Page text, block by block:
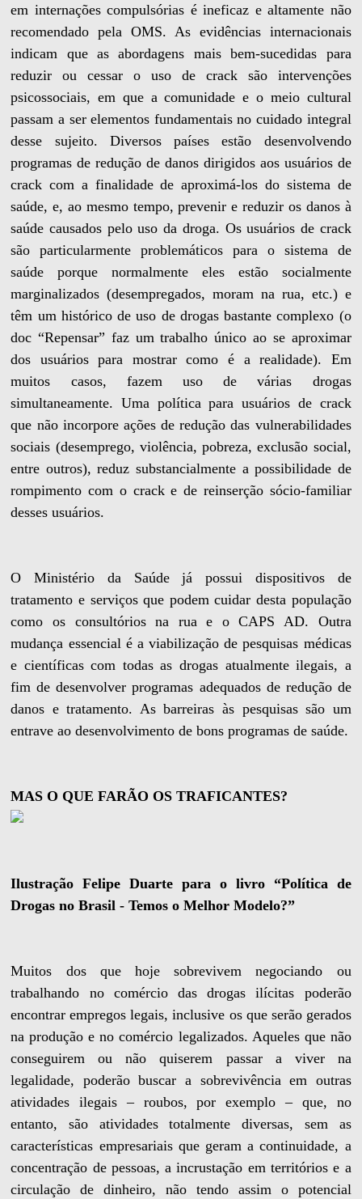
em internações compulsórias é ineficaz e altamente não
recomendado pela OMS. As evidências internacionais
indicam que as abordagens mais bem-sucedidas para
reduzir ou cessar o uso de crack são intervenções
psicossociais, em que a comunidade e o meio cultural
passam a ser elementos fundamentais no cuidado integral
desse sujeito. Diversos países estão desenvolvendo
programas de redução de danos dirigidos aos usuários de
crack com a finalidade de aproximá-los do sistema de
saúde, e, ao mesmo tempo, prevenir e reduzir os danos à
saúde causados pelo uso da droga. Os usuários de crack
são particularmente problemáticos para o sistema de
saúde porque normalmente eles estão socialmente
marginalizados (desempregados, moram na rua, etc.) e
têm um histórico de uso de drogas bastante complexo (o
doc “Repensar” faz um trabalho único ao se aproximar
dos usuários para mostrar como é a realidade). Em
muitos casos, fazem uso de várias drogas
simultaneamente. Uma política para usuários de crack
que não incorpore ações de redução das vulnerabilidades
sociais (desemprego, violência, pobreza, exclusão social,
entre outros), reduz substancialmente a possibilidade de
rompimento com o crack e de reinserção sócio-familiar
desses usuários.
O Ministério da Saúde já possui dispositivos de
tratamento e serviços que podem cuidar desta população
como os consultórios na rua e o CAPS AD. Outra
mudança essencial é a viabilização de pesquisas médicas
e científicas com todas as drogas atualmente ilegais, a
fim de desenvolver programas adequados de redução de
danos e tratamento. As barreiras às pesquisas são um
entrave ao desenvolvimento de bons programas de saúde.
MAS O QUE FARÃO OS TRAFICANTES?
Ilustração Felipe Duarte para o livro “Política de
Drogas no Brasil - Temos o Melhor Modelo?”
Muitos dos que hoje sobrevivem negociando ou
trabalhando no comércio das drogas ilícitas poderão
encontrar empregos legais, inclusive os que serão gerados
na produção e no comércio legalizados. Aqueles que não
conseguirem ou não quiserem passar a viver na
legalidade, poderão buscar a sobrevivência em outras
atividades ilegais – roubos, por exemplo – que, no
entanto, são atividades totalmente diversas, sem as
características empresariais que geram a continuidade, a
concentração de pessoas, a incrustação em territórios e a
circulação de dinheiro, não tendo assim o potencial